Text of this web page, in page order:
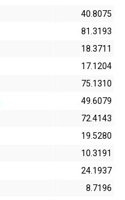
40.8075
81.3193
18.3711
17.1204
75.1310
49.6079
72.4143
19.5280
10.3191
24.1937
8.7196